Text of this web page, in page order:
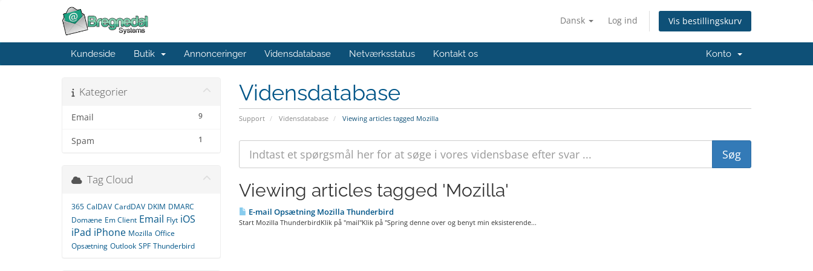
Dansk Log ind Vis bestillingskurv
Kundeside Butik Annonceringer Vidensdatabase Netværksstatus Kontakt os Konto
Vidensdatabase
Support Vidensdatabase Viewing articles tagged Mozilla
Kategorier
9
Email
1
Spam
Viewing articles tagged 'Mozilla'
E-mail Opsætning Mozilla Thunderbird
Start Mozilla ThunderbirdKlik på "mail"Klik på "Spring denne over og benyt min eksisterende...
Tag Cloud
365 CalDAV CardDAV DKIM DMARC
Domæne Em Client Email Flyt iOS
iPad iPhone Mozilla Office
Opsætning Outlook SPF Thunderbird